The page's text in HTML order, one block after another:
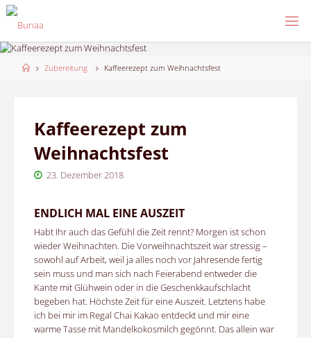
Skip
to
HomeZubereitung Kaffeerezept zum Weihnachtsfest
Kaffeerezept zum
Weihnachtsfest
23. Dezember 2018
ENDLICH MAL EINE AUSZEIT
Habt Ihr auch das Gefühl die Zeit rennt? Morgen ist schon
wieder Weihnachten. Die Vorweihnachtszeit war stressig –
sowohl auf Arbeit, weil ja alles noch vor Jahresende fertig
sein muss und man sich nach Feierabend entweder die
Kante mit Glühwein oder in die Geschenkkaufschlacht
begeben hat. Höchste Zeit für eine Auszeit. Letztens habe
ich bei mir im Regal Chai Kakao entdeckt und mir eine
warme Tasse mit Mandelkokosmilch gegönnt. Das allein war